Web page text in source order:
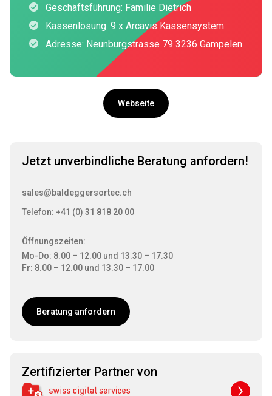
Geschäftsführung: Familie Dietrich
Kassenlösung: 9 x Arcavis Kassensystem
Adresse: Neunburgstrasse 79 3236 Gampelen
Webseite
Jetzt unverbindliche Beratung anfordern!
sales@baldeggersortec.ch
Telefon: +41 (0) 31 818 20 00
Öffnungszeiten:
Mo-Do: 8.00 – 12.00 und 13.30 – 17.30
Fr: 8.00 – 12.00 und 13.30 – 17.00
Beratung anfordern
Zertifizierter Partner von